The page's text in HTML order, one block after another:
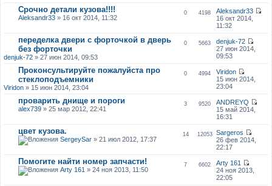
Срочно детали кузова!!!!
Aleksandr33» 16 окт 2014, 11:32
0 4198
Aleksandr33
16 окт 2014,
11:32
переделка двери с форточкой в дверь
без форточки
denjuk-72» 27 июн 2014, 09:53
0 5663
denjuk-72
27 июн 2014,
09:53
Проконсультируйте пожалуйста про
стеклоподъемники
Viridon» 15 июн 2014, 23:04
0 4994
Viridon
15 июн 2014,
23:04
проварить днище и пороги
alex739» 25 мар 2012, 22:41
3 9520
ANDREYQ
15 май 2014,
16:31
цвет кузова.
SergeySar» 21 июл 2012, 17:37
14 12053
Sargeros
26 фев 2014,
22:17
Помогите найти номер запчасти!
Arty 161 » 24 ноя 2013, 11:50
7 6602
Arty 161
24 ноя 2013,
22:05